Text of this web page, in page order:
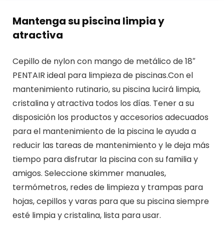
Mantenga su piscina limpia y
atractiva
Cepillo de nylon con mango de metálico de 18″
PENTAIR ideal para limpieza de piscinas.Con el
mantenimiento rutinario, su piscina lucirá limpia,
cristalina y atractiva todos los días. Tener a su
disposición los productos y accesorios adecuados
para el mantenimiento de la piscina le ayuda a
reducir las tareas de mantenimiento y le deja más
tiempo para disfrutar la piscina con su familia y
amigos. Seleccione skimmer manuales,
termómetros, redes de limpieza y trampas para
hojas, cepillos y varas para que su piscina siempre
esté limpia y cristalina, lista para usar.